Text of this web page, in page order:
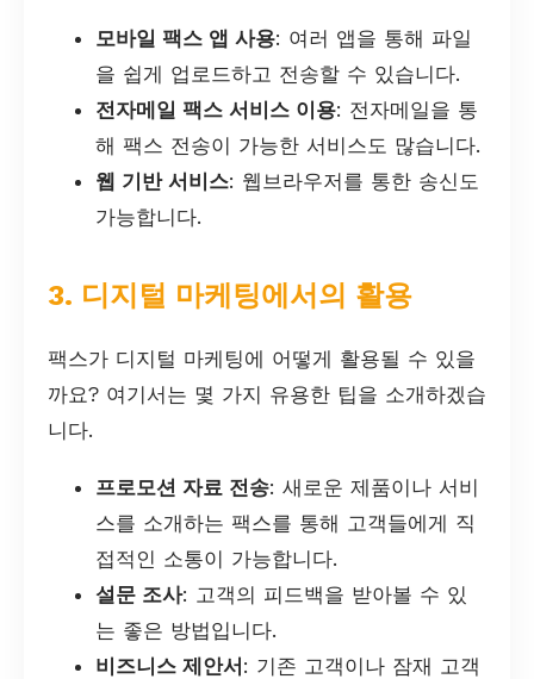
모바일 팩스 앱 사용: 여러 앱을 통해 파일
을 쉽게 업로드하고 전송할 수 있습니다.
전자메일 팩스 서비스 이용: 전자메일을 통
해 팩스 전송이 가능한 서비스도 많습니다.
웹 기반 서비스: 웹브라우저를 통한 송신도
가능합니다.
3. 디지털 마케팅에서의 활용
팩스가 디지털 마케팅에 어떻게 활용될 수 있을
까요? 여기서는 몇 가지 유용한 팁을 소개하겠습
니다.
프로모션 자료 전송: 새로운 제품이나 서비
스를 소개하는 팩스를 통해 고객들에게 직
접적인 소통이 가능합니다.
설문 조사: 고객의 피드백을 받아볼 수 있
는 좋은 방법입니다.
비즈니스 제안서 : 기존 고객이나 잠재 고객